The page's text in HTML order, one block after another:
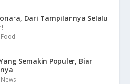
Dari Tampilannya Selalu
Food
Semakin Populer, Biar
News